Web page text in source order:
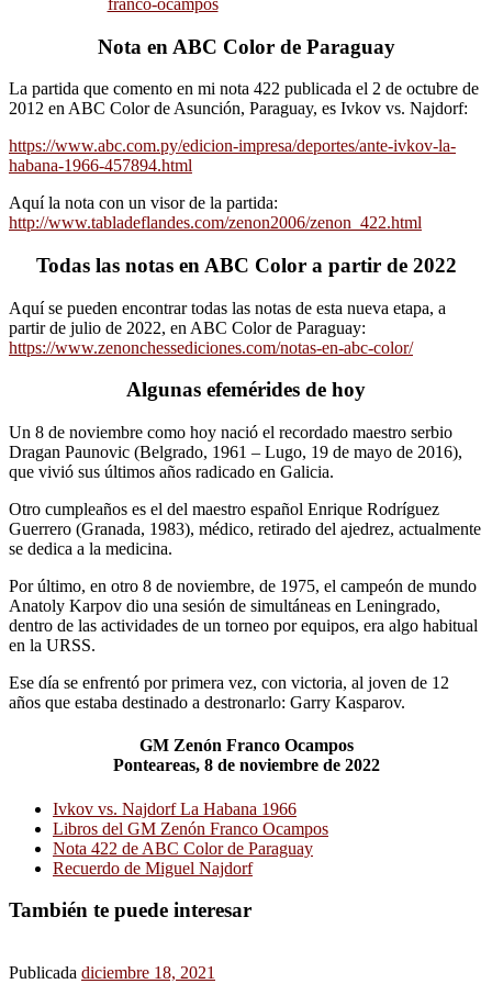
Nota en ABC Color de Paraguay
La partida que comento en mi nota 422 publicada el 2 de octubre de
2012 en ABC Color de Asunción, Paraguay, es Ivkov vs. Najdorf:
https://www.abc.com.py/edicion-impresa/deportes/ante-ivkov-la-
habana-1966-457894.html
Aquí la nota con un visor de la partida:
http://www.tabladeflandes.com/zenon2006/zenon_422.html
Todas las notas en ABC Color a partir de 2022
Aquí se pueden encontrar todas las notas de esta nueva etapa, a
partir de julio de 2022, en ABC Color de Paraguay:
https://www.zenonchessediciones.com/notas-en-abc-color/
Algunas efemérides de hoy
Un 8 de noviembre como hoy nació el recordado maestro serbio
Dragan Paunovic (Belgrado, 1961 – Lugo, 19 de mayo de 2016),
que vivió sus últimos años radicado en Galicia.
Otro cumpleaños es el del maestro español Enrique Rodríguez
Guerrero (Granada, 1983), médico, retirado del ajedrez, actualmente
se dedica a la medicina.
Por último, en otro 8 de noviembre, de 1975, el campeón de mundo
Anatoly Karpov dio una sesión de simultáneas en Leningrado,
dentro de las actividades de un torneo por equipos, era algo habitual
en la URSS.
Ese día se enfrentó por primera vez, con victoria, al joven de 12
años que estaba destinado a destronarlo: Garry Kasparov.
GM Zenón Franco Ocampos
Ponteareas, 8 de noviembre de 2022
Ivkov vs. Najdorf La Habana 1966
Libros del GM Zenón Franco Ocampos
Nota 422 de ABC Color de Paraguay
Recuerdo de Miguel Najdorf
También te puede interesar
Publicada diciembre 18, 2021